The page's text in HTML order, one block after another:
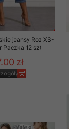
jeansy Roz XS-
Paczka 12 szt
zł